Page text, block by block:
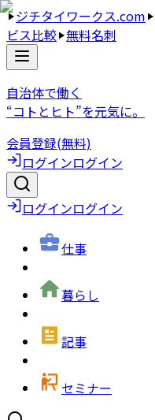
ジチタイワークス.com
ビス比較 無料名刺
自治体で働く
“コトとヒト”を元気に。
会員登録(無料)
ログインログイン
ログインログイン
仕事
暮らし
記事
セミナー